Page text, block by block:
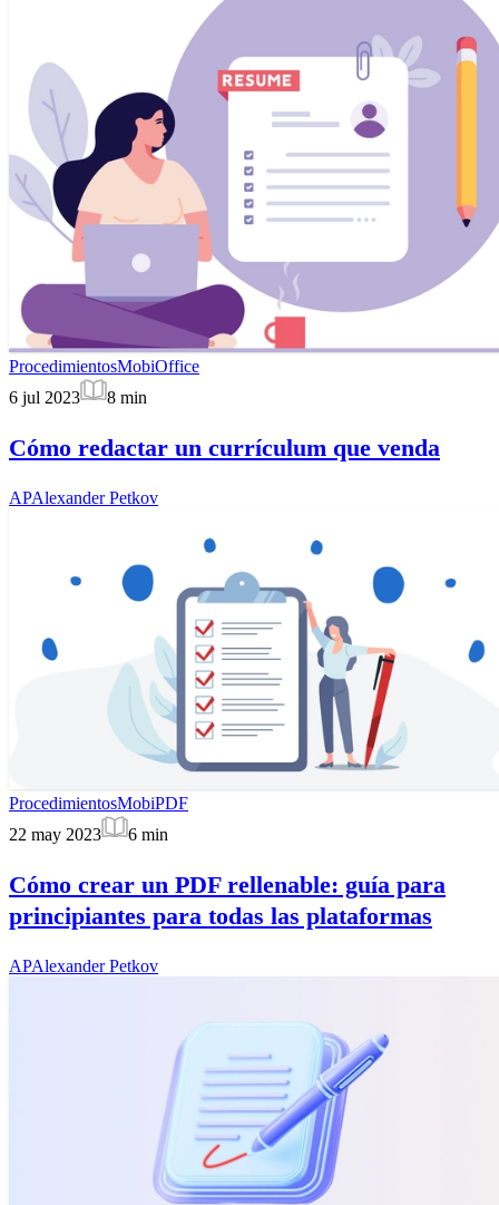
ProcedimientosMobiOffice
6 jul 2023
8 min
Cómo redactar un currículum que venda
APAlexander Petkov
ProcedimientosMobiPDF
22 may 2023
6 min
Cómo crear un PDF rellenable: guía para
principiantes para todas las plataformas
APAlexander Petkov